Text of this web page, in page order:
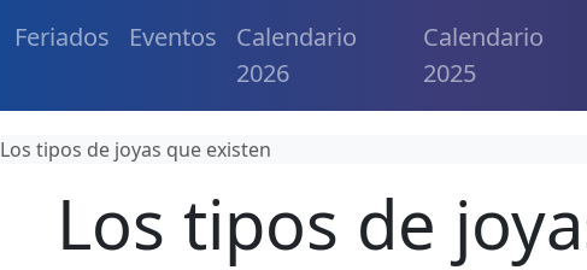
Feriados Eventos
Calendario
2026
Calendario
2025
Los tipos de joyas que existen
Los tipos de